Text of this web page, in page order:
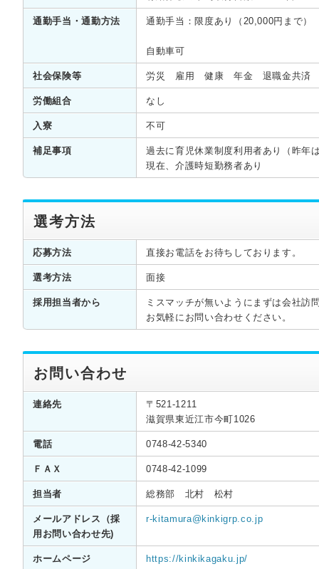
通勤手当・通勤方法 通勤手当：限度あり（20,000円まで
自動車可
社会保険等 労災 雇用 健康 年金 退職金共済
労働組合 なし
入寮 不可
補足事項
過去に育児休業制度利用者あり（昨年
現在、介護時短勤務者あり
選考方法
応募方法 直接お電話をお待ちしております。
選考方法 面接
採用担当者から
ミスマッチが無いようにまずは会社訪
お気軽にお問い合わせください。
お問い合わせ
連絡先
〒521-1211
滋賀県東近江市今町1026
電話 0748-42-5340
ＦＡＸ 0748-42-1099
担当者 総務部 北村 松村
メールアドレス（採
用お問い合わせ先)
r-kitamura@kinkigrp.co.jp
ホームページ https://kinkikagaku.jp/